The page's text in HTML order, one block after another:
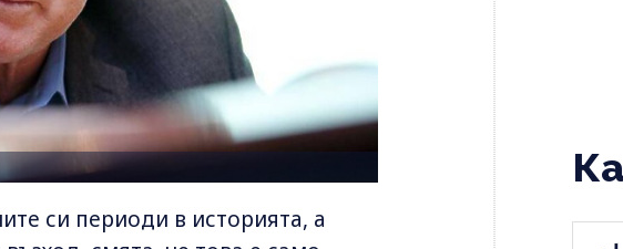
си периоди в историята, а